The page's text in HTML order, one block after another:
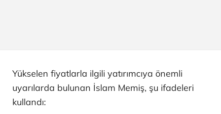
Yükselen fiyatlarla ilgili yatırımcıya önemli
uyarılarda bulunan İslam Memiş, şu ifadeleri
kullandı: